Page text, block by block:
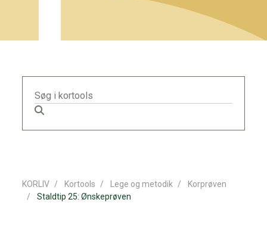
KORLIV Kortools Lege og metodik
Korprøven
Staldtip 25: Ønskeprøven